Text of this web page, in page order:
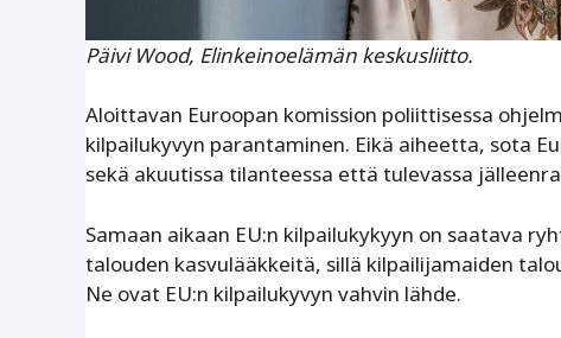
Päivi Wood, Elinkeinoelämän keskusliitto.
Aloittavan Euroopan komission poliittisessa
kilpailukyvyn parantaminen. Eikä aiheetta, sota
sekä akuutissa tilanteessa että tulevassa
Samaan aikaan EU:n kilpailukykyyn on saatava
talouden kasvulääkkeitä, sillä kilpailijamaiden
Ne ovat EU:n kilpailukyvyn vahvin lähde.